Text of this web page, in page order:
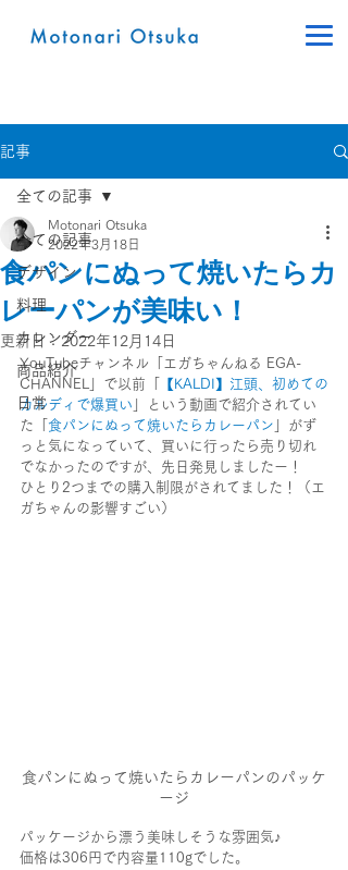
記事
全ての記事
デザイン
料理
カレンダー
商品紹介
日常
全ての記事
食パンにぬって焼いたらカ
レーパンが美味い！
Motonari Otsuka
2022年3月18日
更新日：2022年12月14日
YouTubeチャンネル「エガちゃんねる EGA-
CHANNEL」で以前「
【KALDI】江頭、初めての
カルディで爆買い 」という動画で紹介されてい
た「 食パンにぬって焼いたらカレーパン 」がず
っと気になっていて、買いに行ったら売り切れ
でなかったのですが、先日発見しましたー！
ひとり2つまでの購入制限がされてました！（エ
ガちゃんの影響すごい）
食パンにぬって焼いたらカレーパンのパッケ
ージ
パッケージから漂う美味しそうな雰囲気♪
価格は306円で内容量110gでした。